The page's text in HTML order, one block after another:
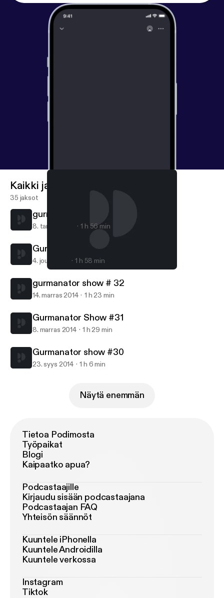
Serious Nonsense with the Gurmanator
Kaikki jaksot
35 jaksot
gurmanator show #34
8. tammi 2015 1 h 56 min
Gurmanator episode # 33
4. joulu 2014 1 h 58 min
gurmanator show # 32
14. marras 2014 1 h 23 min
Gurmanator Show #31
8. marras 2014 1 h 29 min
Gurmanator show #30
23. syys 2014 1 h 6 min
Näytä enemmän
Tietoa Podimosta
Työpaikat
Blogi
Kaipaatko apua?
Podcastaajille
Kirjaudu sisään podcastaajana
Podcastaajan FAQ
Yhteisön säännöt
Kuuntele iPhonella
Kuuntele Androidilla
Kuuntele verkossa
Instagram
Tiktok